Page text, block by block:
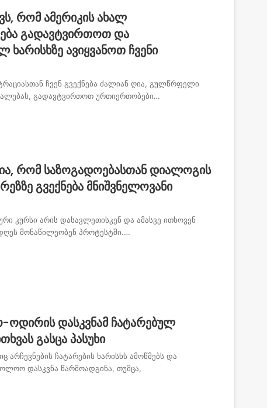
რომ ამერიკის ახალ
გადავტვირთოთ და
ავიყვანოთ ჩვენი
ჩვენ გვექნება ძალიან ღია, გულწრფელი
გადავტვირთოთ ურთიერთობები…
რომ საზოგადოებასთან დიალოგის
გვექნება მნიშვნელოვანი
კურსი არის დასავლეთისკენ და ამასვე ითხოვენ
მონაწილეობენ პროტესტში.…
დასკვნამ ჩატარებულ
გასცა პასუხი
ჩატარების ხარისხს ამოწმებს და
დასკვნა წარმოადგინა, თუმცა,